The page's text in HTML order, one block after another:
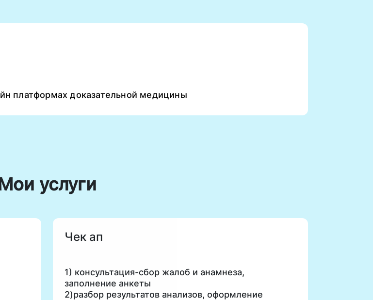
платформах доказательной медицины
услуги
Чек ап
1) консультация-сбор жалоб и анамнеза,
заполнение анкеты
2)разбор результатов анализов, оформление